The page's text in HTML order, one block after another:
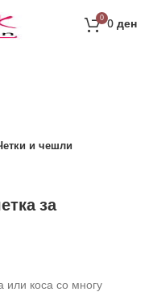
0 0 ден
и чешли
за
или коса со многу